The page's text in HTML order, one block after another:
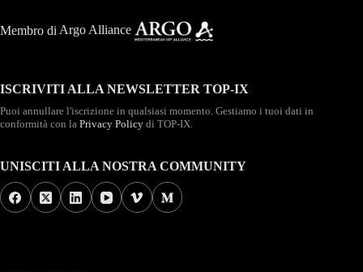
Membro di Argo Alliance
ISCRIVITI ALLA NEWSLETTER TOP-IX
Puoi annullare l'iscrizione in qualsiasi momento. Gestiamo i tuoi dati in
conformità con la Privacy Policy di TOP-IX.
UNISCITI ALLA NOSTRA COMMUNITY